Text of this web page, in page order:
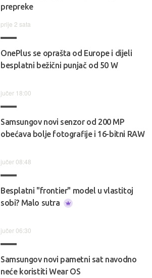
prepreke
prije 2 sata
OnePlus se oprašta od Europe i dijeli
besplatni bežični punjač od 50 W
jučer 18:00
Samsungov novi senzor od 200 MP
obećava bolje fotografije i 16-bitni RAW
jučer 08:48
Besplatni "frontier" model u vlastitoj
sobi? Malo sutra
jučer 06:30
Samsungov novi pametni sat navodno
neće koristiti Wear OS